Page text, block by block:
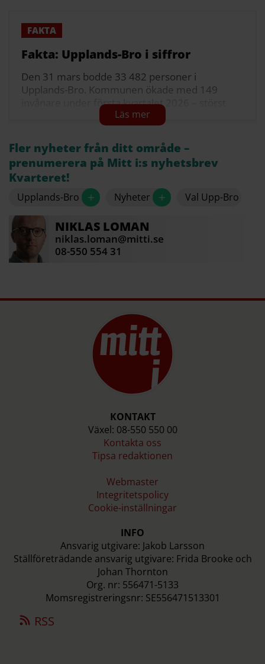
2025–2034.
Fakta: Upplands-Bro i siffror
Den 31 mars bodde 33 482 personer i
Upplands-Bro. Kommunen ökade med 149
invånare under första kvartalet 2026 – störst
procentuell ökning i Stockholms län. På ett år
har kommunen vuxit med cirka 580 personer,
eller 1,8 procent.
Under årets första kvartal föddes det 100 barn i
Upplands-Bro och 52 personer avled. Fler
flyttade även in än ifrån Upplands-Bro.
Källa: SCB/Newsworthy
Fler nyheter från ditt område –
prenumerera på Mitt i:s nyhetsbrev
Kvarteret!
Upplands-Bro + Nyheter + Val Upp-Bro
NIKLAS LOMAN
niklas.loman@mitti.se
08-550 554 31
KONTAKT
Växel: 08-550 550 00
Kontakta oss
Tipsa redaktionen
Webmaster
Integritetspolicy
Cookie-inställningar
INFO
Ansvarig utgivare: Jakob Larsson
Ställföreträdande ansvarig utgivare: Frida Brooke och
Johan Thornton
Org. nr: 556471-5133
Momsregistreringsnr: SE556471513301
RSS